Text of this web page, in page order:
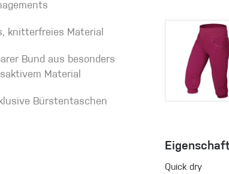
knitterfreies Material
Bund aus besonders
Material
Bürstentaschen
Quick dry